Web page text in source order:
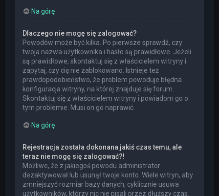
Na górę
Dlaczego nie mogę się zalogować?
Powodów może być kilka. Po pierwsze sprawdź, czy
twoja nazwa użytkownika i hasło są prawidłowe. Jeżeli
są prawidłowe, skontaktuj się z właścicielem witryny i
zapytaj, czy cię nie zablokowano. Istnieje też
prawdopodobieństwo, że problem powoduje błędna
konfiguracja witryny, na której znajduje się forum.
Skontaktuj się z właścicielem witryny i powiadom go o
tym problemie. Musi on go naprawić.
Na górę
Rejestracja została dokonana jakiś czas temu, ale
teraz nie mogę się zalogować?!
Możliwe, że z jakiegoś powodu administrator
dezaktywował lub usunął twoje konto. Wiele witryn, aby
zmniejszyć rozmiar bazy danych, cyklicznie usuwa
użytkowników, którzy nic nie pisali przez dłuższy czas.